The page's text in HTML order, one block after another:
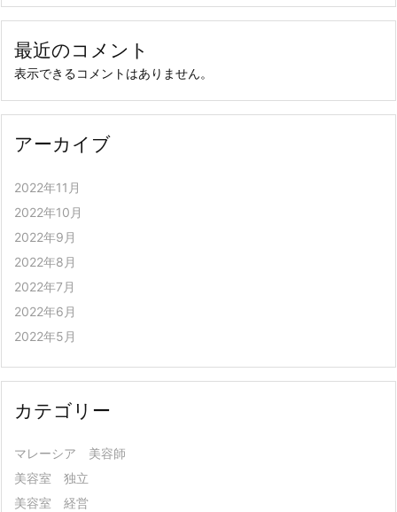
最近のコメント
表示できるコメントはありません。
アーカイブ
2022年11月
2022年10月
2022年9月
2022年8月
2022年7月
2022年6月
2022年5月
カテゴリー
マレーシア 美容師
美容室 独立
美容室 経営